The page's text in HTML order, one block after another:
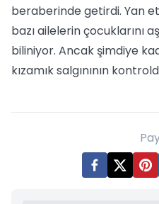
beraberinde getirdi. Yan
bazı ailelerin çocuklarını
biliniyor. Ancak şimdiye
kızamık salgınının